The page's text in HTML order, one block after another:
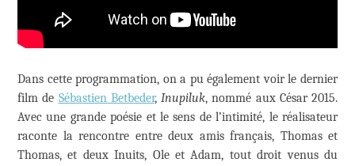
Dans cette programmation, on a pu également voir le dernier
film de Sébastien Betbeder, Inupiluk, nommé aux César 2015.
Avec une grande poésie et le sens de l’intimité, le réalisateur
raconte la rencontre entre deux amis français, Thomas et
Thomas, et deux Inuits, Ole et Adam, tout droit venus du